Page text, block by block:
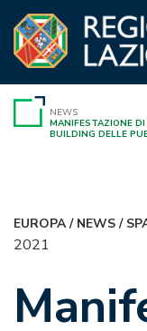
contenuto
NEWS
MANIFESTAZIONE
BUILDING DELLE
EUROPA/ NEWS/
2021